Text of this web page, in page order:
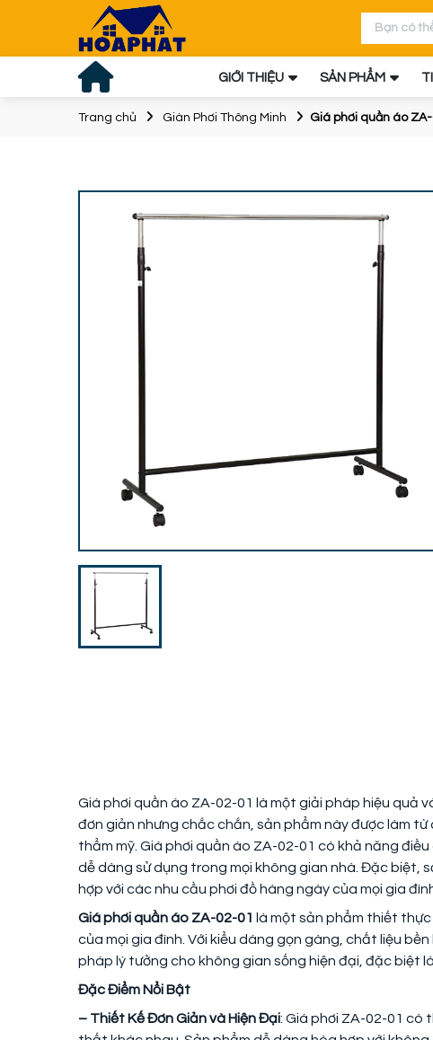
GIỚI THIỆU SẢN PHẨM
Trang chủ Giàn Phơi Thông Minh Giá phơi quần áo
Giá phơi quần áo ZA-02-01 là một giải pháp hiệu quả
đơn giản nhưng chắc chắn, sản phẩm này được làm
thẩm mỹ. Giá phơi quần áo ZA-02-01 có khả năng
dễ dàng sử dụng trong mọi không gian nhà. Đặc biệt,
hợp với các nhu cầu phơi đồ hàng ngày của mọi gia
Giá phơi quần áo ZA-02-01 là một sản phẩm thiết
của mọi gia đình. Với kiểu dáng gọn gàng, chất liệu
pháp lý tưởng cho không gian sống hiện đại, đặc biệt
Đặc Điểm Nổi Bật
– Thiết Kế Đơn Giản và Hiện Đại: Giá phơi ZA-02-01 có